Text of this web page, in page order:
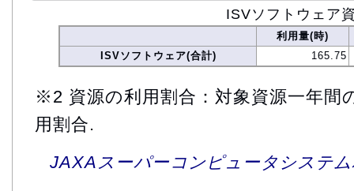
ISVソフトウェア
利用量(時)
ISVソフトウェア(合計)
165.75
※2 資源の利用割合：対象資源一年間
用割合.
JAXAスーパーコンピュータシステ